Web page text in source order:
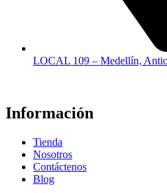
LOCAL 109 – Medellín,
Información
Tienda
Nosotros
Contáctenos
Blog